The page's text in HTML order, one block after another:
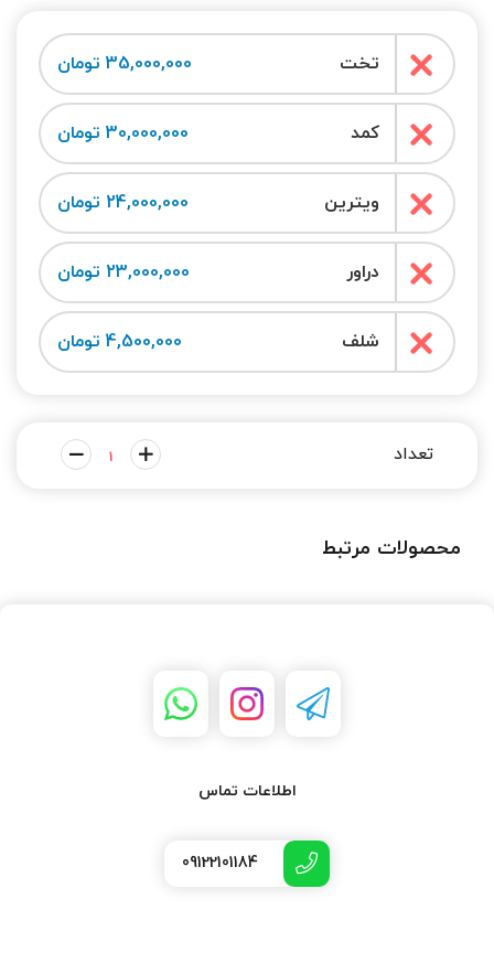
تخت 35,000,000 تومان
کمد 30,000,000 تومان
ویترین 24,000,000 تومان
دراور 23,000,000 تومان
شلف 4,500,000 تومان
محصولات مرتبط
اطلاعات تماس
09122101184